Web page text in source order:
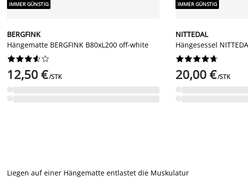
IMMER GÜNSTIG
BERGFINK
Hängematte BERGFINK B80xL200 off-white






12,50 €/STK
IMMER GÜNSTIG
NITTEDAL
Hängesessel






20,00 €/STK
Liegen auf einer Hängematte entlastet die Muskulatur